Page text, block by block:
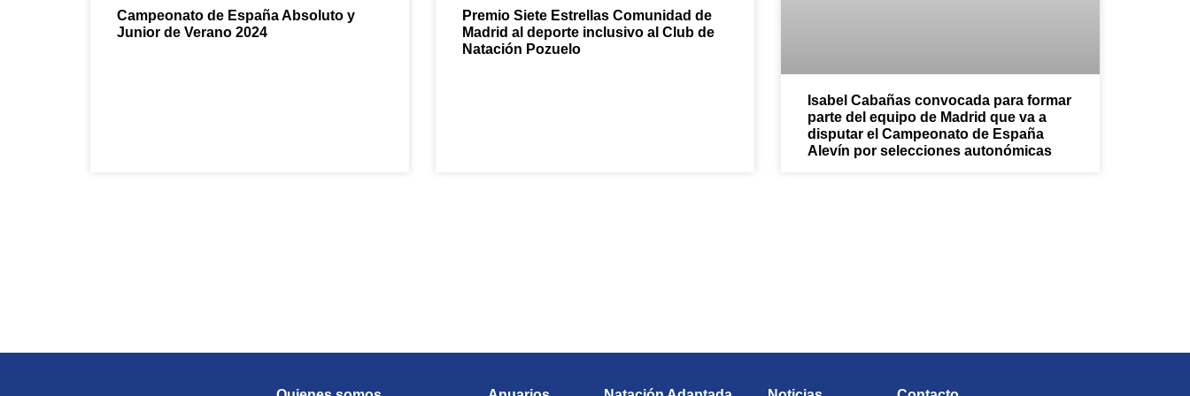
Campeonato de España Absoluto y
Junior de Verano 2024
Premio Siete Estrellas Comunidad de
Madrid al deporte inclusivo al Club de
Natación Pozuelo
Isabel Cabañas convocada para formar
parte del equipo de Madrid que va a
disputar el Campeonato de España
Alevín por selecciones autonómicas